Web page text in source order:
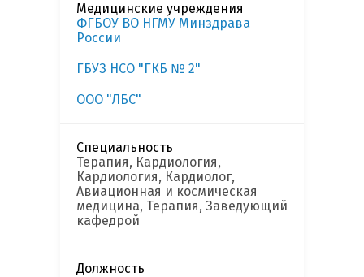
Медицинские учреждения
ФГБОУ ВО НГМУ Минздрава
России
ГБУЗ НСО "ГКБ № 2"
ООО "ЛБС"
Специальность
Терапия, Кардиология,
Кардиология, Кардиолог,
Авиационная и космическая
медицина, Терапия, Заведующий
кафедрой
Должность